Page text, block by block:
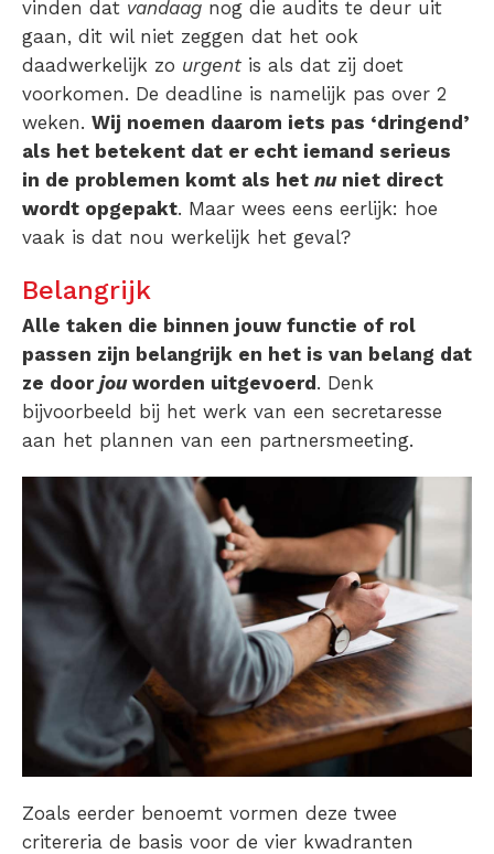
vinden dat vandaag nog die audits te deur uit
gaan, dit wil niet zeggen dat het ook
daadwerkelijk zo urgent is als dat zij doet
voorkomen. De deadline is namelijk pas over 2
weken. Wij noemen daarom iets pas ‘dringend’
als het betekent dat er echt iemand serieus
in de problemen komt als het nuniet direct
wordt opgepakt. Maar wees eens eerlijk: hoe
vaak is dat nou werkelijk het geval?
Belangrijk
Alle taken die binnen jouw functie of rol
passen zijn belangrijk en het is van belang dat
ze door jouworden uitgevoerd. Denk
bijvoorbeeld bij het werk van een secretaresse
aan het plannen van een partnersmeeting.
Zoals eerder benoemt vormen deze twee
critereria de basis voor de vier kwadranten